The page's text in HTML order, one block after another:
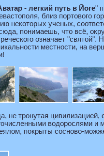
- легкий путь в Йоге"
близ портового
некоторых ученых,
понимаешь, что всё,
означает
местности, на
не тронутая
водорослями и
покрыты сосново-